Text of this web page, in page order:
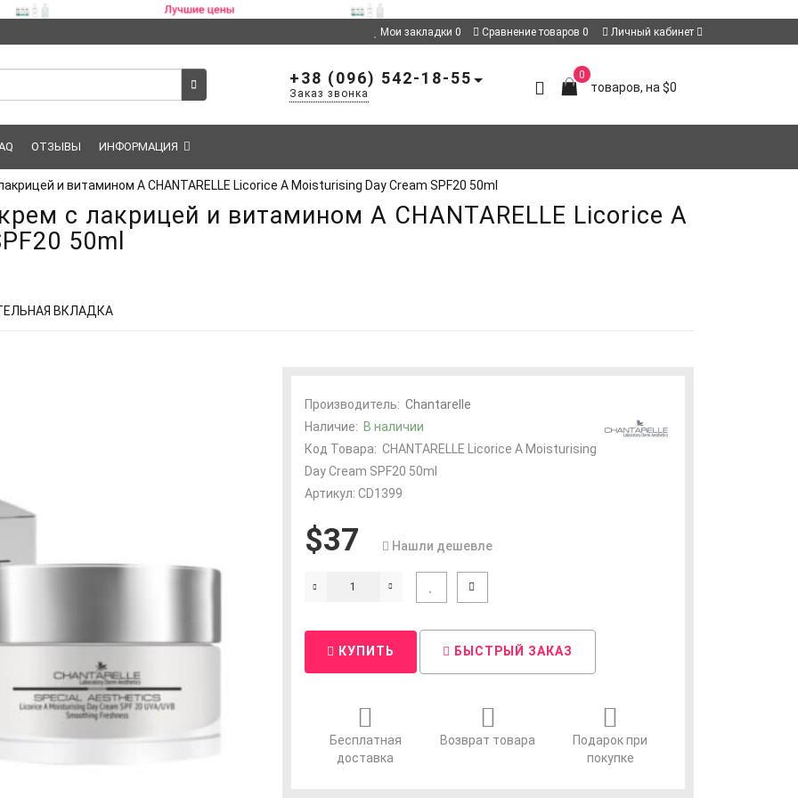
Мои закладки 0 Сравнение товаров 0 Личный кабинет
0
товаров, на $0
+38 (096) 542-18-55
Заказ звонка
ОТЗЫВЫ ИНФОРМАЦИЯ
и витамином А CHANTARELLE Licorice А Moisturising Day Cream SPF20 50ml
с лакрицей и витамином А CHANTARELLE Licorice А
50ml
ВКЛАДКА
Производитель: Chantarelle
Наличие: В наличии
Код Товара: CHANTARELLE Licorice А Moisturising
Day Cream SPF20 50ml
Артикул: CD1399
$37 Нашли дешевле
КУПИТЬ БЫСТРЫЙ ЗАКАЗ
Бесплатная
доставка
Возврат товара
Подарок при
покупке